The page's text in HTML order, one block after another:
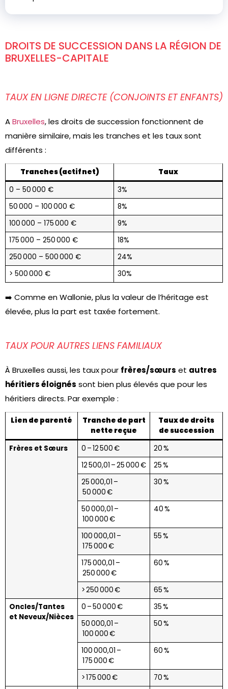
DROITS DE SUCCESSION DANS LA RÉGION DE
BRUXELLES-CAPITALE
TAUX EN LIGNE DIRECTE (CONJOINTS ET ENFANTS)
ABruxelles, les droits de succession fonctionnent de
manière similaire, mais les tranches et les taux sont
différents :
Tranches (actif net)
Taux
0 – 50 000 €
3%
50 000 – 100 000 €
8%
100 000 – 175 000 €
9%
175 000 – 250 000 €
18%
250 000 – 500 000 €
24%
> 500 000 €
30%
➡️ Comme en Wallonie, plus la valeur de l’héritage est
élevée, plus la part est taxée fortement.
TAUX POUR AUTRES LIENS FAMILIAUX
À Bruxelles aussi, les taux pour frères/sœurs et autres
héritiers éloignés sont bien plus élevés que pour les
héritiers directs. Par exemple :
Lien de parenté
Tranche de part
nette reçue
Taux de droits
de succession
Frères et Sœurs
0 – 12 500 €
20 %
12 500,01 – 25 000 €
25 %
25 000,01 –
50 000 €
30 %
50 000,01 –
100 000 €
40 %
100 000,01 –
175 000 €
55 %
175 000,01 –
250 000 €
60 %
> 250 000 €
65 %
Oncles/Tantes
et Neveux/Nièces
0 – 50 000 €
35 %
50 000,01 –
100 000 €
50 %
100 000,01 –
175 000 €
60 %
> 175 000 €
70 %